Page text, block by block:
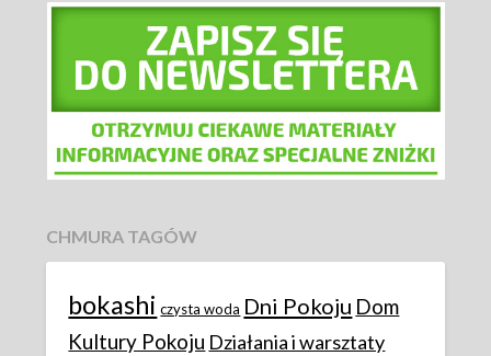
CHMURA TAGÓW
bokashi czysta woda Dni Pokoju Dom
Kultury Pokoju Działania i warsztaty